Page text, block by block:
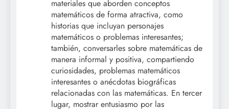
materiales que aborden conceptos
matemáticos de forma atractiva, como
historias que incluyan personajes
matemáticos o problemas interesantes;
también, conversarles sobre matemáticas de
manera informal y positiva, compartiendo
curiosidades, problemas matemáticos
interesantes o anécdotas biográficas
relacionadas con las matemáticas. En tercer
lugar, mostrar entusiasmo por las